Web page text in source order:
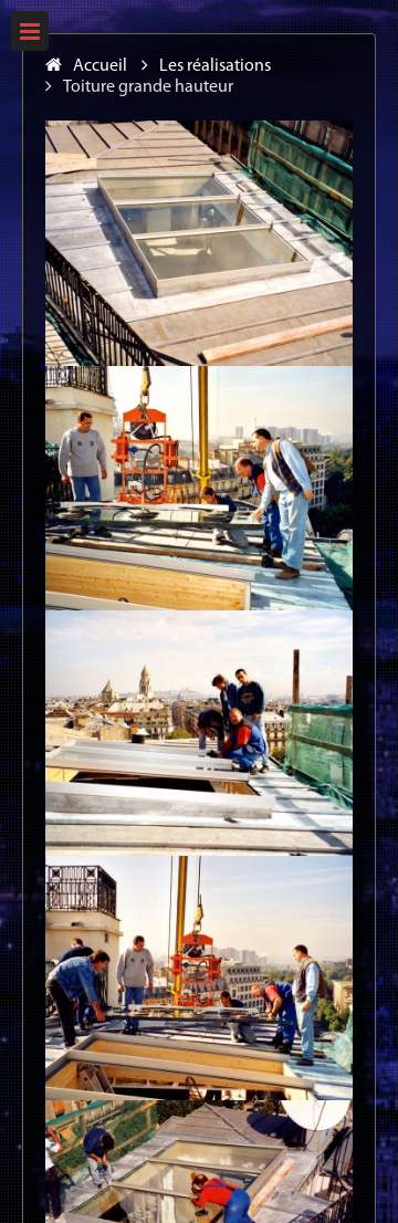
Accueil
Les réalisations
Toiture grande hauteur